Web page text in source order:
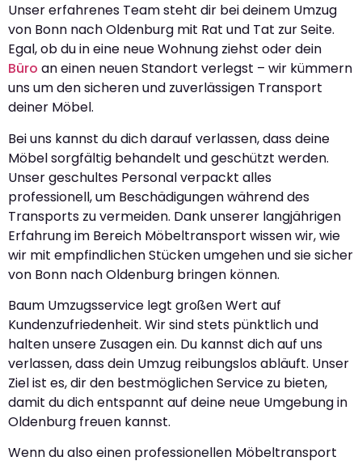
Unser erfahrenes Team steht dir bei deinem Umzug
von Bonn nach Oldenburg mit Rat und Tat zur Seite.
Egal, ob du in eine neue Wohnung ziehst oder dein
Büro an einen neuen Standort verlegst – wir kümmern
uns um den sicheren und zuverlässigen Transport
deiner Möbel.
Bei uns kannst du dich darauf verlassen, dass deine
Möbel sorgfältig behandelt und geschützt werden.
Unser geschultes Personal verpackt alles
professionell, um Beschädigungen während des
Transports zu vermeiden. Dank unserer langjährigen
Erfahrung im Bereich Möbeltransport wissen wir, wie
wir mit empfindlichen Stücken umgehen und sie sicher
von Bonn nach Oldenburg bringen können.
Baum Umzugsservice legt großen Wert auf
Kundenzufriedenheit. Wir sind stets pünktlich und
halten unsere Zusagen ein. Du kannst dich auf uns
verlassen, dass dein Umzug reibungslos abläuft. Unser
Ziel ist es, dir den bestmöglichen Service zu bieten,
damit du dich entspannt auf deine neue Umgebung in
Oldenburg freuen kannst.
Wenn du also einen professionellen Möbeltransport